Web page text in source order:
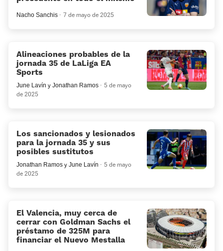
Nacho Sanchis 7 de mayo de 2025
Alineaciones probables de la
jornada 35 de LaLiga EA
Sports
June Lavín y Jonathan Ramos
5 de mayo
de 2025
Los sancionados y lesionados
para la jornada 35 y sus
posibles sustitutos
Jonathan Ramos y June Lavín
5 de mayo
de 2025
El Valencia, muy cerca de
cerrar con Goldman Sachs el
préstamo de 325M para
financiar el Nuevo Mestalla